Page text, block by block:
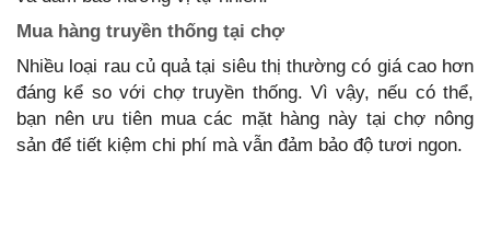
Mua hàng truyền thống tại chợ
Nhiều loại rau củ quả tại siêu thị thường có giá cao hơn
đáng kể so với chợ truyền thống. Vì vậy, nếu có thể,
bạn nên ưu tiên mua các mặt hàng này tại chợ nông
sản để tiết kiệm chi phí mà vẫn đảm bảo độ tươi ngon.